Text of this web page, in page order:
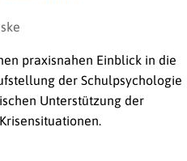
praxisnahen Einblick in die
der Schulpsychologie
Unterstützung der